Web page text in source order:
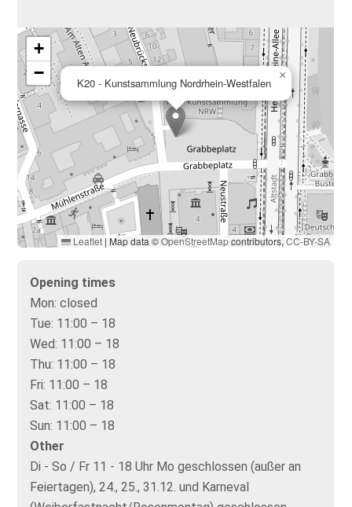
K20 - Kunstsammlung Nordrhein-Westfalen
×
+
−
Leaflet | Map data ©OpenStreetMapcontributors,CC-BY-SA
Opening times
Mon: closed
Tue: 11:00 – 18
Wed: 11:00 – 18
Thu: 11:00 – 18
Fri: 11:00 – 18
Sat: 11:00 – 18
Sun: 11:00 – 18
Other
Di - So / Fr 11 - 18 Uhr Mo geschlossen (außer an
Feiertagen), 24., 25., 31.12. und Karneval